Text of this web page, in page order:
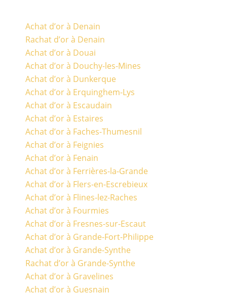
Achat d’or à Denain
Rachat d’or à Denain
Achat d’or à Douai
Achat d’or à Douchy-les-Mines
Achat d’or à Dunkerque
Achat d’or à Erquinghem-Lys
Achat d’or à Escaudain
Achat d’or à Estaires
Achat d’or à Faches-Thumesnil
Achat d’or à Feignies
Achat d’or à Fenain
Achat d’or à Ferrières-la-Grande
Achat d’or à Flers-en-Escrebieux
Achat d’or à Flines-lez-Raches
Achat d’or à Fourmies
Achat d’or à Fresnes-sur-Escaut
Achat d’or à Grande-Fort-Philippe
Achat d’or à Grande-Synthe
Rachat d’or à Grande-Synthe
Achat d’or à Gravelines
Achat d’or à Guesnain